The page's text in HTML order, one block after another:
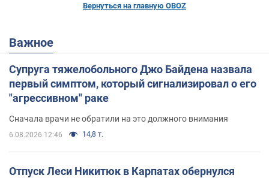
Вернуться на главную OBOZ
Важное
Супруга тяжелобольного Джо Байдена назвала
первый симптом, который сигнализировал о его
"агрессивном" раке
Сначала врачи не обратили на это должного внимания
6.08.2026 12:46 14,8 т.
Отпуск Леси Никитюк в Карпатах обернулся